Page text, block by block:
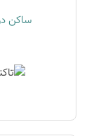
ساکن